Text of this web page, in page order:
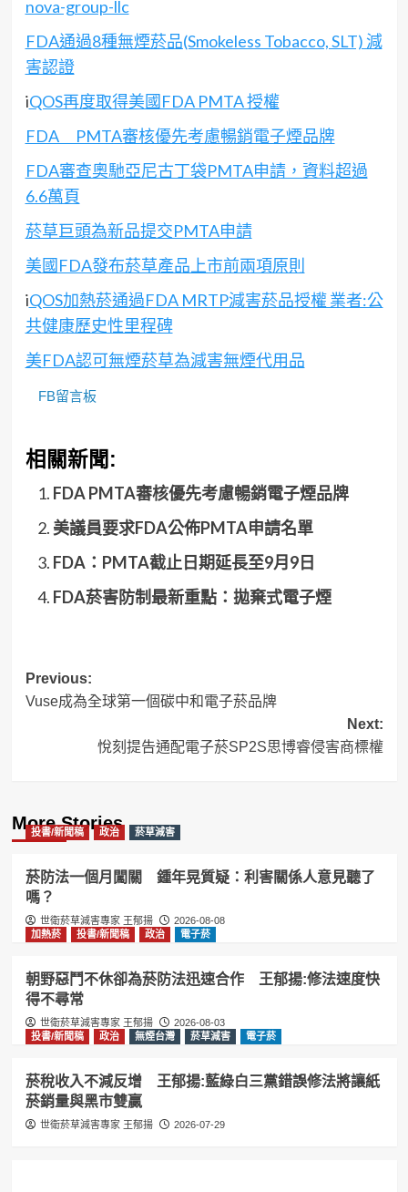
nova-group-llc
FDA通過8種無煙菸品(Smokeless Tobacco, SLT) 減
害認證
iQOS再度取得美國FDA PMTA 授權
FDA＿PMTA審核優先考慮暢銷電子煙品牌
FDA審查奧馳亞尼古丁袋PMTA申請，資料超過
6.6萬頁
菸草巨頭為新品提交PMTA申請
美國FDA發布菸草產品上市前兩項原則
iQOS加熱菸通過FDA MRTP減害菸品授權 業者:公
共健康歷史性里程碑
美FDA認可無煙菸草為減害無煙代用品
FB留言板
相關新聞:
FDA PMTA審核優先考慮暢銷電子煙品牌
美議員要求FDA公佈PMTA申請名單
FDA：PMTA截止日期延長至9月9日
FDA菸害防制最新重點：拋棄式電子煙
Post
navigation
Previous:
Vuse成為全球第一個碳中和電子菸品牌
Next:
悅刻提告通配電子菸SP2S思博睿侵害商標權
More Stories
投書/新聞稿 政治 菸草減害
菸防法一個月闖關 鍾年晃質疑：利害關係人意見聽了
嗎？
世衛菸草減害專家 王郁揚
2026-08-08
加熱菸
投書/新聞稿 政治 電子菸
朝野惡鬥不休卻為菸防法迅速合作 王郁揚:修法速度快
得不尋常
世衛菸草減害專家 王郁揚
2026-08-03
投書/新聞稿
政治 無煙台灣 菸草減害 電子菸
菸稅收入不減反增 王郁揚:藍綠白三黨錯誤修法將讓紙
菸銷量與黑市雙贏
世衛菸草減害專家 王郁揚 2026-07-29